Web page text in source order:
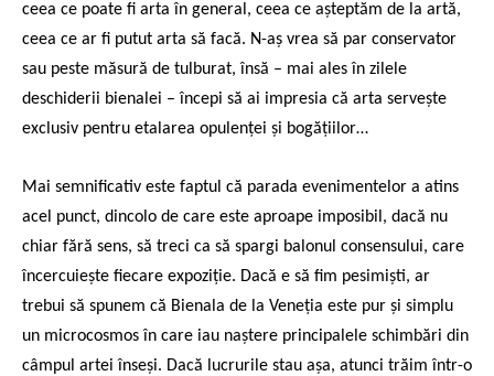
ceea ce poate fi arta în general, ceea ce așteptăm de la artă,
ceea ce ar fi putut arta să facă. N-aș vrea să par conservator
sau peste măsură de tulburat, însă – mai ales în zilele
deschiderii bienalei – începi să ai impresia că arta servește
exclusiv pentru etalarea opulenței și bogățiilor…
Mai semnificativ este faptul că parada evenimentelor a atins
acel punct, dincolo de care este aproape imposibil, dacă nu
chiar fără sens, să treci ca să spargi balonul consensului, care
încercuiește fiecare expoziție. Dacă e să fim pesimiști, ar
trebui să spunem că Bienala de la Veneția este pur și simplu
un microcosmos în care iau naștere principalele schimbări din
câmpul artei înseși. Dacă lucrurile stau așa, atunci trăim într-o